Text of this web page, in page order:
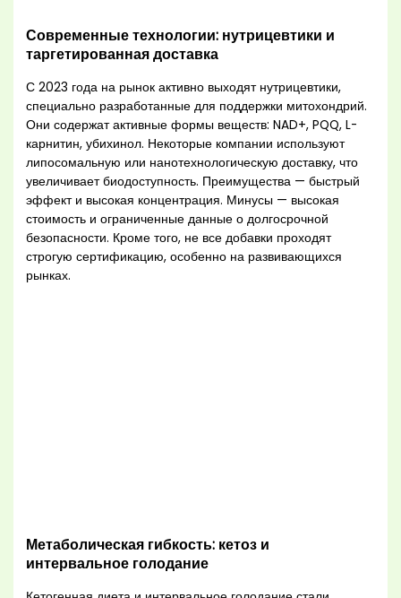
Современные технологии: нутрицевтики и
таргетированная доставка
С 2023 года на рынок активно выходят нутрицевтики,
специально разработанные для поддержки митохондрий.
Они содержат активные формы веществ: NAD+, PQQ, L-
карнитин, убихинол. Некоторые компании используют
липосомальную или нанотехнологическую доставку, что
увеличивает биодоступность. Преимущества — быстрый
эффект и высокая концентрация. Минусы — высокая
стоимость и ограниченные данные о долгосрочной
безопасности. Кроме того, не все добавки проходят
строгую сертификацию, особенно на развивающихся
рынках.
Метаболическая гибкость: кетоз и
интервальное голодание